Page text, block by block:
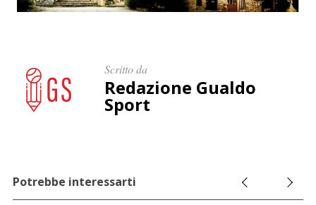
Scritto da
Redazione Gualdo
Sport
Potrebbe interessarti